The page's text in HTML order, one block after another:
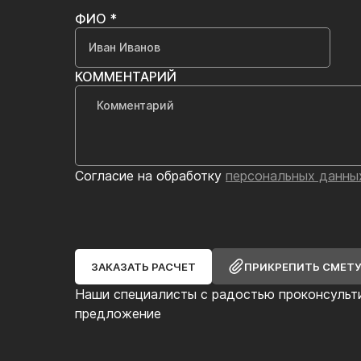
Наши специалисты с радостью
предложение
ФИО *
КОММЕНТАРИЙ
Согласие на обработку персональных
ЗАКАЗАТЬ РАСЧЕТ ПРИКРЕПИТЬ СМЕТУ